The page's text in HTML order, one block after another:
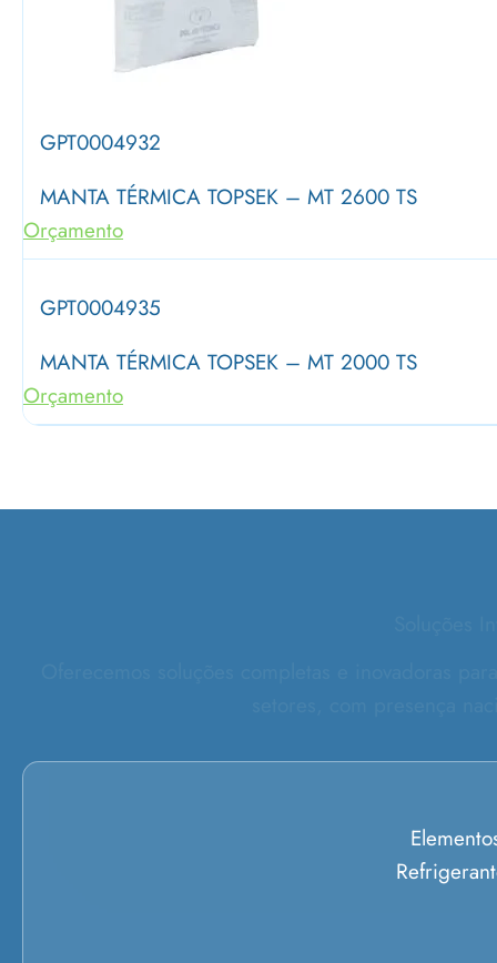
GPT0004932
MANTA TÉRMICA TOPSEK – MT 2600 TS
Orçamento
GPT0004935
MANTA TÉRMICA TOPSEK – MT 2000 TS
Orçamento